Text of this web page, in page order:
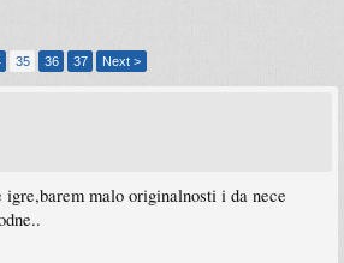
35 36 37 Next >
igre,barem malo originalnosti i da nece